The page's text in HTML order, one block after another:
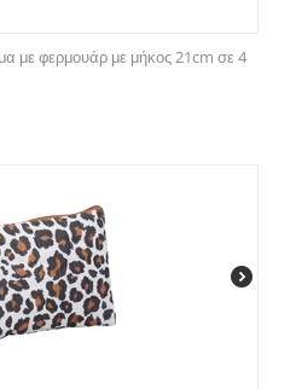
με φερμουάρ με μήκος 21cm σε 4